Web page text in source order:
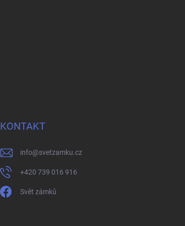
KONTAKT
info@svetzamku.cz
+420 739 016 916
Svět zámků